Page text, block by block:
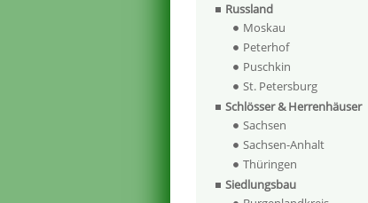
Russland
Moskau
Peterhof
Puschkin
St. Petersburg
Schlösser & Herrenhäuser
Sachsen
Sachsen-Anhalt
Thüringen
Siedlungsbau